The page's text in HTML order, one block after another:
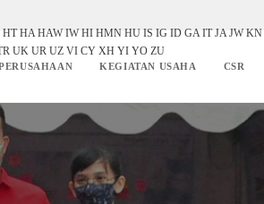
HT HA HAW IW HI HMN HU IS IG ID GA IT JA JW KN
UK UR UZ VI CY XH YI YO ZU
KEGIATAN USAHA CSR